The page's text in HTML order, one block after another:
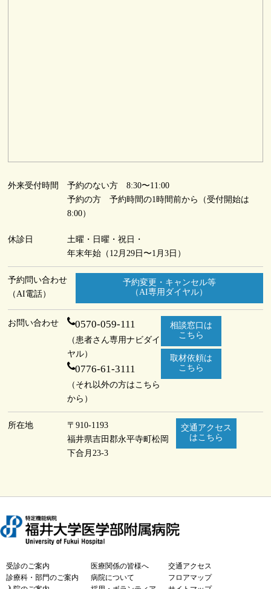
外来受付時間
予約のない方 8:30〜11:00
予約の方 予約時間の1時間前から（受付開始は
8:00）
休診日
土曜・日曜・祝日・
年末年始（12月29日〜1月3日）
予約問い合わせ
（AI電話）
予約変更・キャンセル等
（AI専用ダイヤル）
お問い合わせ 0570-059-111
（患者さん専用ナビダイ
ヤル）
0776-61-3111
（それ以外の方はこちら
から）
相談窓口は
こちら
取材依頼は
こちら
所在地
〒910-1193
福井県吉田郡永平寺町松岡
下合月23-3
交通アクセス
はこちら
受診のご案内
診療科・部門のご案内
医療関係の皆様へ
病院について
交通アクセス
フロアマップ